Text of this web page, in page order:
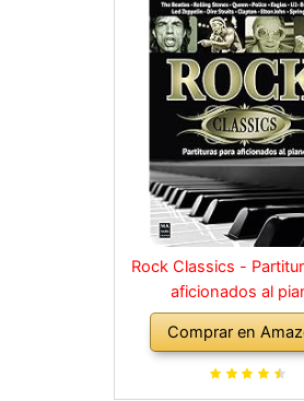
Rock Classics -
aficionados al
Comprar en